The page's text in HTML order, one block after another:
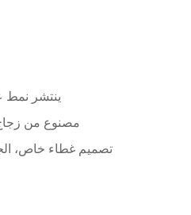
ينتشر نمط
مصنوع من
تصميم غطاء خاص،